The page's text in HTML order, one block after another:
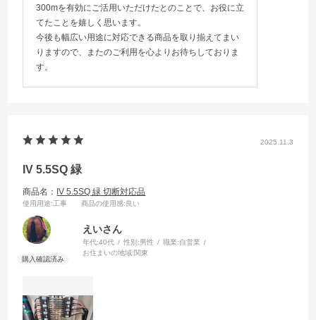
300mを有効にご活用いただけたとのことで、お役に立
てたことを嬉しく思います。
今後も幅広い用途に対応できる商品を取り揃えてまい
りますので、またのご利用を心よりお待ちしておりま
す。
2025.11.3
IV 5.5SQ 緑
商品名： IV 5.5SQ 緑 切断対応品
使用用途:工事 商品の使用感:良い
えいさん
年代:40代 性別:男性 職業:自営業
お住まいの地域:関東